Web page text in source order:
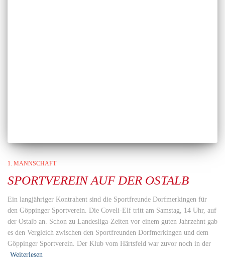
1. MANNSCHAFT
SPORTVEREIN AUF DER OSTALB
Ein langjähriger Kontrahent sind die Sportfreunde Dorfmerkingen für
den Göppinger Sportverein. Die Coveli-Elf tritt am Samstag, 14 Uhr, auf
der Ostalb an. Schon zu Landesliga-Zeiten vor einem guten Jahrzehnt gab
es den Vergleich zwischen den Sportfreunden Dorfmerkingen und dem
Göppinger Sportverein. Der Klub vom Härtsfeld war zuvor noch in der
Weiterlesen